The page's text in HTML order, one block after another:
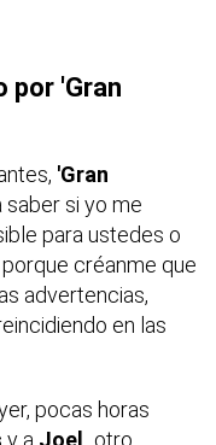
por 'Gran
'Gran
si yo me
para ustedes o
créanme que
advertencias,
en las
pocas horas
y a Joel, otro